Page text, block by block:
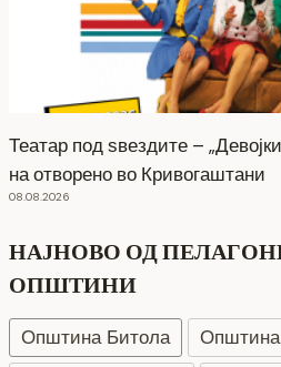
Театар под ѕвездите –
на отворено во Кривогаштани
08.08.2026
НАЈНОВО ОД
ОПШТИНИ
Општина Битола